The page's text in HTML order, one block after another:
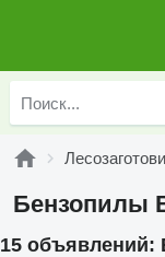
Бензопилы
15 объявлений: